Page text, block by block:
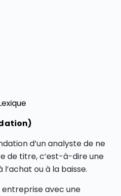
d’un analyste de ne
de titre, c’est-à-dire une
ou à la baisse.
entreprise avec une